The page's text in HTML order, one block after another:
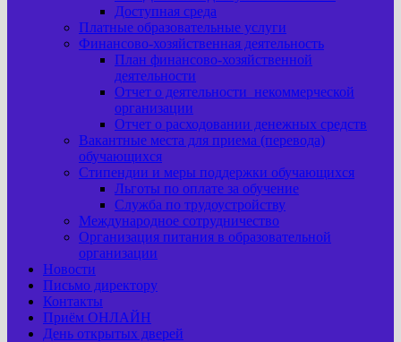
Доступная среда
Платные образовательные услуги
Финансово-хозяйственная деятельность
План финансово-хозяйственной
деятельности
Отчет о деятельности некоммерческой
организации
Отчет о расходовании денежных средств
Вакантные места для приема (перевода)
обучающихся
Стипендии и меры поддержки обучающихся
Льготы по оплате за обучение
Служба по трудоустройству
Международное сотрудничество
Организация питания в образовательной
организации
Новости
Письмо директору
Контакты
Приём ОНЛАЙН
День открытых дверей